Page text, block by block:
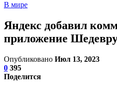
В мире
Яндекс добавил
приложение
Опубликовано Июл 13, 2023
0 395
Поделится